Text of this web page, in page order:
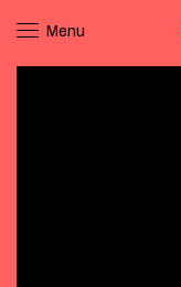
Menu